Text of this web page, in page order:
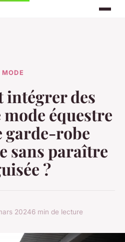
MODE
intégrer des
équestre
garde-robe
sans paraître
?
20246 min de lecture